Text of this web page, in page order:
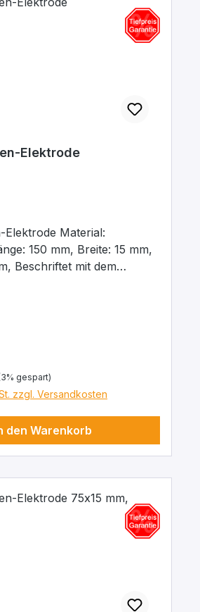
Elektrode
Elektrode Material:
150 mm, Breite: 15 mm,
Beschriftet mit dem
Preis:
gespart)
zzgl. Versandkosten
den Warenkorb